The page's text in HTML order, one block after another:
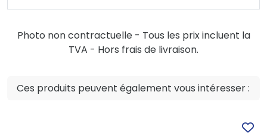
Photo non contractuelle - Tous les prix incluent la
TVA - Hors frais de livraison.
Ces produits peuvent également vous intéresser :